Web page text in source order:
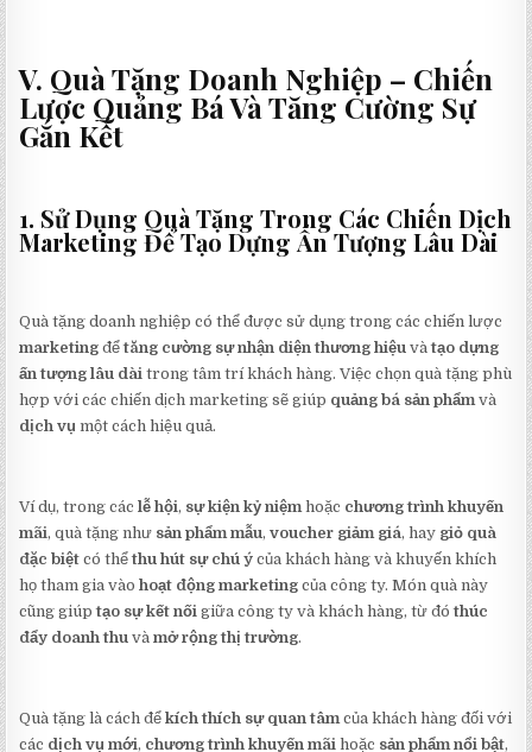
V. Quà Tặng Doanh Nghiệp – Chiến
Lược Quảng Bá Và Tăng Cường Sự
Gắn Kết
1. Sử Dụng Quà Tặng Trong Các Chiến Dịch
Marketing Để Tạo Dựng Ấn Tượng Lâu Dài
Quà tặng doanh nghiệp có thể được sử dụng trong các chiến lược
marketing đểtăng cường sự nhận diện thương hiệu vàtạo dựng
ấn tượng lâu dài trong tâm trí khách hàng. Việc chọn quà tặng phù
hợp với các chiến dịch marketing sẽ giúp quảng bá sản phẩm và
dịch vụ một cách hiệu quả.
Ví dụ, trong cáclễ hội, sự kiện kỷ niệm hoặc chương trình khuyến
mãi, quà tặng như sản phẩm mẫu,voucher giảm giá, hay giỏ quà
đặc biệt có thểthu hút sự chú ý của khách hàng và khuyến khích
họ tham gia vàohoạt động marketing của công ty. Món quà này
cũng giúptạo sự kết nối giữa công ty và khách hàng, từ đóthúc
đẩy doanh thu vàmở rộng thị trường.
Quà tặng là cách đểkích thích sự quan tâm của khách hàng đối với
các dịch vụ mới, chương trình khuyến mãi hoặc sản phẩm nổi bật,